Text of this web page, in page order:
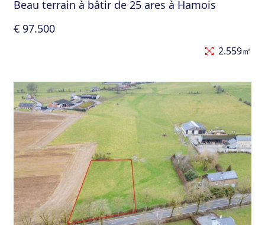
Beau terrain à bâtir de 25 ares à Hamois
€ 97.500
2.559㎡